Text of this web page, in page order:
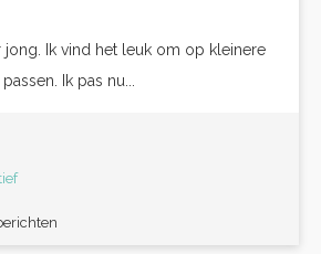
jong. Ik vind het leuk om op kleinere
Ik pas nu...